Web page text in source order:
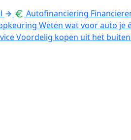
Autofinanciering
Weten wat voor auto je
Voordelig kopen uit het